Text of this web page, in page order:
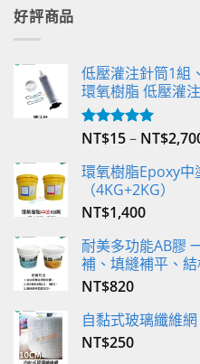
好評商品
低壓灌注針筒1組
環氧樹脂 低壓灌
評分5.00
NT$15– NT$
環氧樹脂Epoxy中
（4KG+2KG）
NT$1,400
耐美多功能AB膠
補、填縫補平、結
NT$820
自黏式玻璃纖維
NT$250